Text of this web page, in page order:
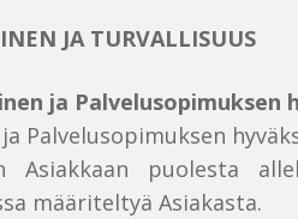
JA TURVALLISUUS
ja Palvelusopimuksen
Palvelusopimuksen
Asiakkaan puolesta
määriteltyä Asiakasta.